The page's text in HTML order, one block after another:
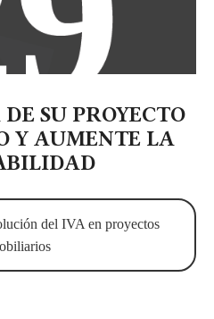
SU PROYECTO
Y AUMENTE LA
del IVA en proyectos